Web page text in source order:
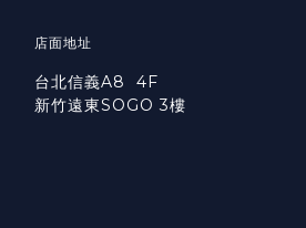
店面地址
台北信義A8 4F
新竹遠東SOGO 3樓